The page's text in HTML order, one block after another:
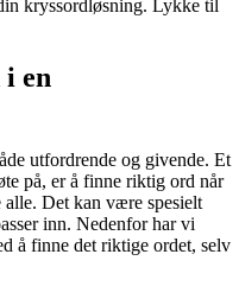
kryssordløsning. Lykke til
en
utfordrende og givende. Et
på, er å finne riktig ord når
alle. Det kan være spesielt
inn. Nedenfor har vi
å finne det riktige ordet, selv